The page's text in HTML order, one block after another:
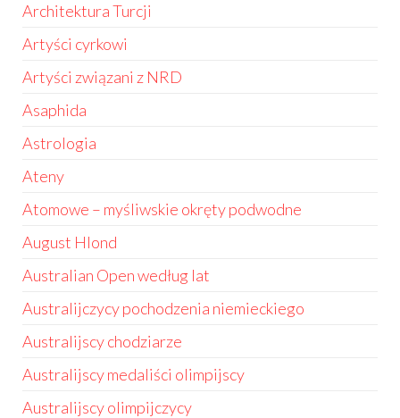
Architektura Turcji
Artyści cyrkowi
Artyści związani z NRD
Asaphida
Astrologia
Ateny
Atomowe – myśliwskie okręty podwodne
August Hlond
Australian Open według lat
Australijczycy pochodzenia niemieckiego
Australijscy chodziarze
Australijscy medaliści olimpijscy
Australijscy olimpijczycy